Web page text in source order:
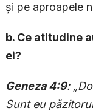
și pe aproapele
b. Ce atitudine
ei?
Geneza 4:9:
Sunt eu